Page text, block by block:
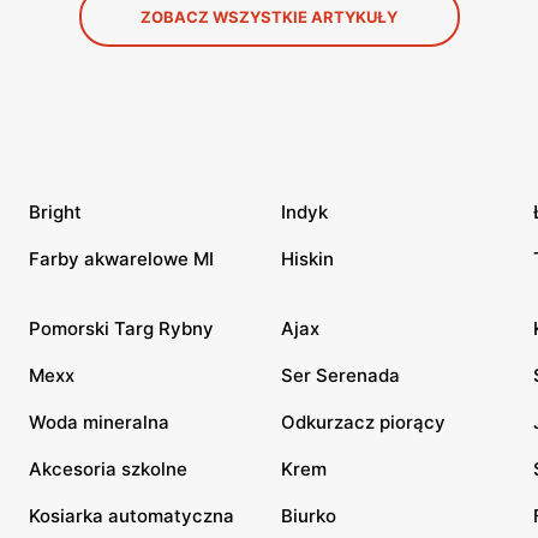
ZOBACZ WSZYSTKIE ARTYKUŁY
Bright Indyk
Farby akwarelowe MI Hiskin
Pomorski Targ Rybny Ajax
Mexx Ser Serenada
Woda mineralna Odkurzacz piorący
Akcesoria szkolne Krem
Kosiarka automatyczna Biurko